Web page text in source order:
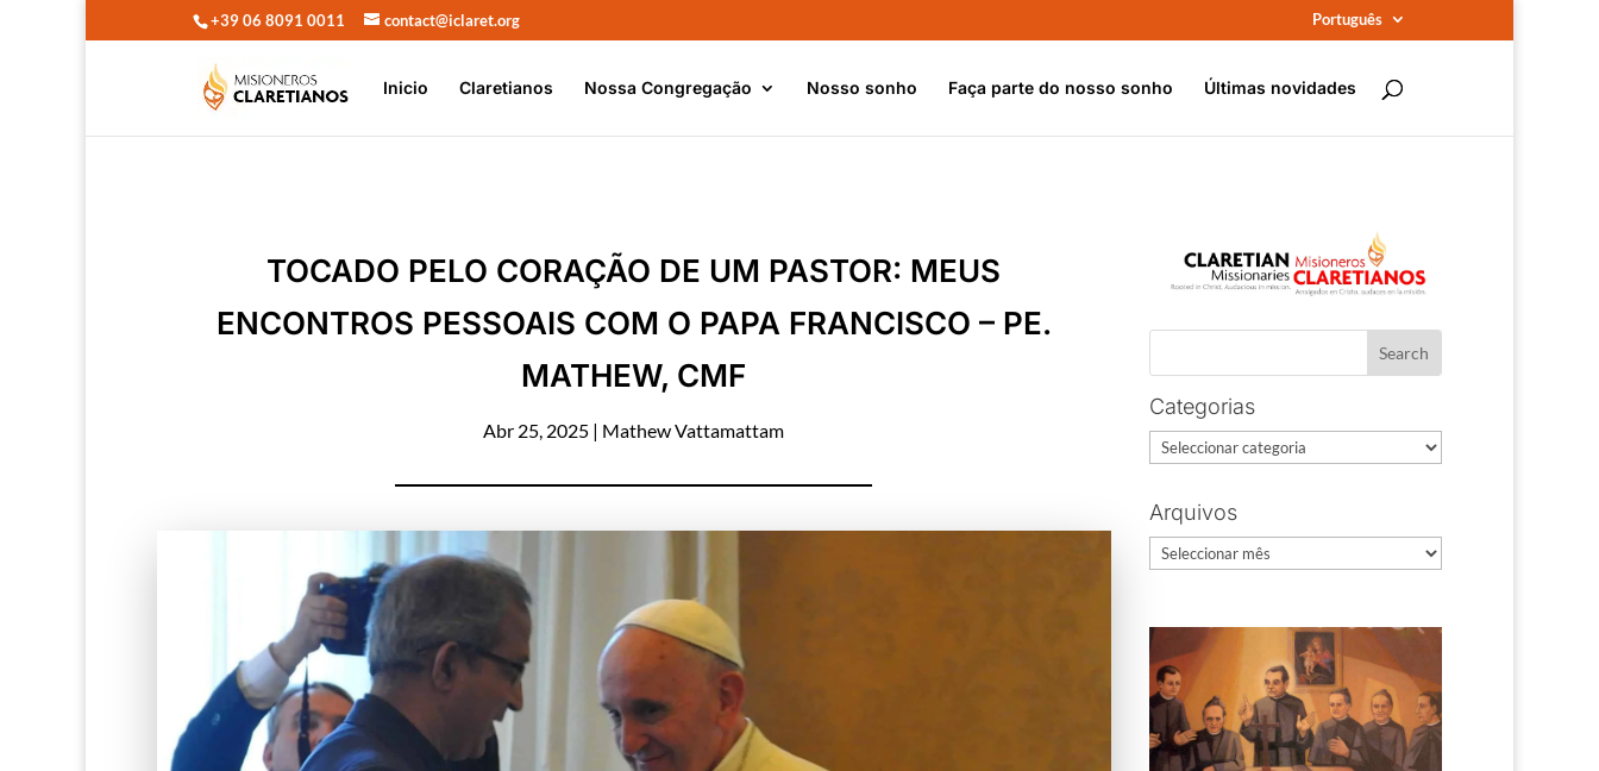
+39 06 8091 0011 contact@iclaret.org Português
Inicio Claretianos Nossa Congregação Nosso sonho Faça parte do nosso sonho Últimas novidades
TOCADO PELO CORAÇÃO DE UM PASTOR: MEUS
ENCONTROS PESSOAIS COM O PAPA FRANCISCO – PE.
MATHEW, CMF
Abr 25, 2025 | Mathew Vattamattam
Categorias
Categorias
Arquivos
Arquivos